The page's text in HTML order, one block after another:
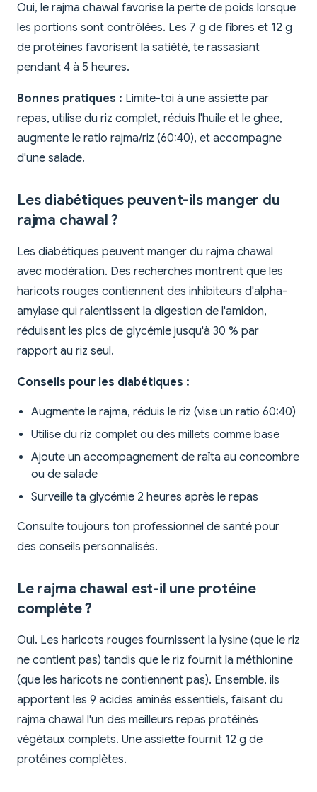
Oui, le rajma chawal favorise la perte de poids lorsque
les portions sont contrôlées. Les 7 g de fibres et 12 g
de protéines favorisent la satiété, te rassasiant
pendant 4 à 5 heures.
Bonnes pratiques : Limite-toi à une assiette par
repas, utilise du riz complet, réduis l'huile et le ghee,
augmente le ratio rajma/riz (60:40), et accompagne
d'une salade.
Les diabétiques peuvent-ils manger du
rajma chawal ?
Les diabétiques peuvent manger du rajma chawal
avec modération. Des recherches montrent que les
haricots rouges contiennent des inhibiteurs d'alpha-
amylase qui ralentissent la digestion de l'amidon,
réduisant les pics de glycémie jusqu'à 30 % par
rapport au riz seul.
Conseils pour les diabétiques :
Augmente le rajma, réduis le riz (vise un ratio 60:40)
Utilise du riz complet ou des millets comme base
Ajoute un accompagnement de raïta au concombre
ou de salade
Surveille ta glycémie 2 heures après le repas
Consulte toujours ton professionnel de santé pour
des conseils personnalisés.
Le rajma chawal est-il une protéine
complète ?
Oui. Les haricots rouges fournissent la lysine (que le riz
ne contient pas) tandis que le riz fournit la méthionine
(que les haricots ne contiennent pas). Ensemble, ils
apportent les 9 acides aminés essentiels, faisant du
rajma chawal l'un des meilleurs repas protéinés
végétaux complets. Une assiette fournit 12 g de
protéines complètes.